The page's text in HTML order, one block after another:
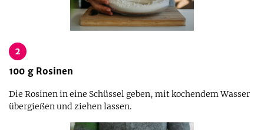
2
100 g Rosinen
Die Rosinen in eine Schüssel geben, mit kochendem Wasser
übergießen und ziehen lassen.